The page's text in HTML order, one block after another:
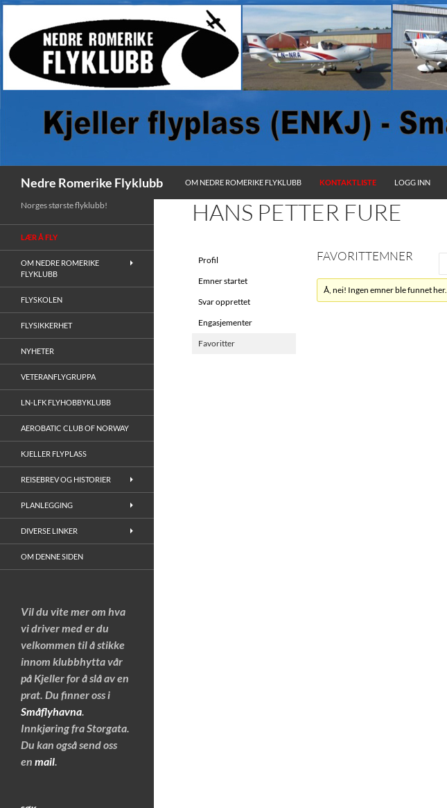
Nedre Romerike Flyklubb
OM NEDRE ROMERIKE FLYKLUBB
KONTAKTLISTE LOGG INN
HANS PETTER FURE
Profil
Emner startet
Svar opprettet
Engasjementer
Favoritter
FAVORITTEMNER
Å, nei! Ingen emner ble funnet her.
Norges største flyklubb!
LÆR Å FLY
OM NEDRE ROMERIKE
FLYKLUBB
FLYSKOLEN
FLYSIKKERHET
NYHETER
VETERANFLYGRUPPA
LN-LFK FLYHOBBYKLUBB
AEROBATIC CLUB OF NORWAY
KJELLER FLYPLASS
REISEBREV OG HISTORIER
PLANLEGGING
DIVERSE LINKER
OM DENNE SIDEN
Vil du vite mer om hva
vi driver med er du
velkommen til å stikke
innom klubbhytta vår
på Kjeller for å slå av en
prat. Du finner oss i
Småflyhavna.
Innkjøring fra Storgata.
Du kan også send oss
en mail.